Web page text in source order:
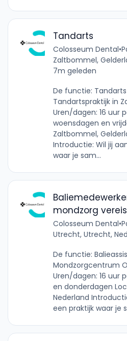
Tandarts
Colosseum Dental•
Zaltbommel,
7m geleden
De functie: Tandarts
Tandartspraktijk in
Uren/dagen: 16 uur
woensdagen en
Zaltbommel,
Introductie: Wil jij
waar je sam...
mondzorg
Colosseum Dental•
Utrecht, Utrecht,
De functie:
Mondzorgcentrum
Uren/dagen: 16 uur
en donderdagen
Nederland
een praktijk waar je